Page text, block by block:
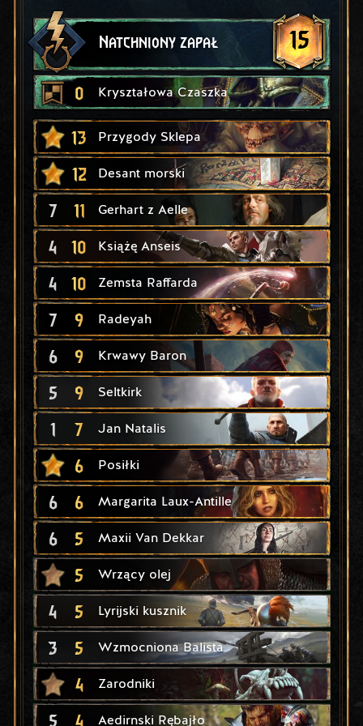
Natchniony zapał 15
0 Kryształowa Czaszka
13 Przygody Sklepa
12 Desant morski
7 11 Gerhart z Aelle
4 10 Książę Anseis
4 10 Zemsta Raffarda
7 9 Radeyah
6 9 Krwawy Baron
5 9 Seltkirk
1 7 Jan Natalis
6 Posiłki
6 6 Margarita Laux-Antille
6 5 Maxii Van Dekkar
5 Wrzący olej
4 5 Lyrijski kusznik
3 5 Wzmocniona Balista
4 Zarodniki
5 4 Aedirnski Rębajło